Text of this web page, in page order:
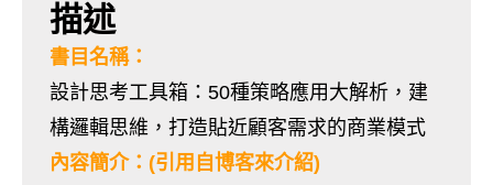
描述
書目名稱：
設計思考工具箱：50種策略應用大解析，建
構邏輯思維，打造貼近顧客需求的商業模式
內容簡介：(引用自博客來介紹)